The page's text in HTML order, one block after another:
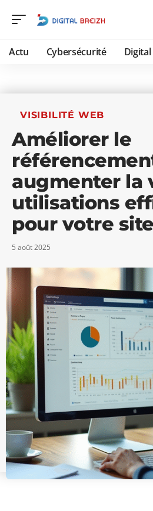
Actu Cybersécurité Digital
VISIBILITÉ WEB
Améliorer le
augmenter la
utilisations
pour votre
5 août 2025